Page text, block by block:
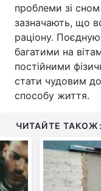
проблеми зі
зазначають, що
раціону.
багатими на
постійними
стати чудовим
способу життя.
ЧИТАЙТЕ ТАКОЖ: